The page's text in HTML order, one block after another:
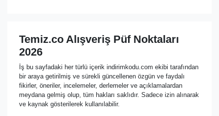
Temiz.co Alışveriş Püf Noktaları
2026
İş bu sayfadaki her türlü içerik indirimkodu.com ekibi tarafından
bir araya getirilmiş ve sürekli güncellenen özgün ve faydalı
fikirler, öneriler, incelemeler, derlemeler ve açıklamalardan
meydana gelmiş olup, tüm hakları saklıdır. Sadece izin alınarak
ve kaynak gösterilerek kullanılabilir.